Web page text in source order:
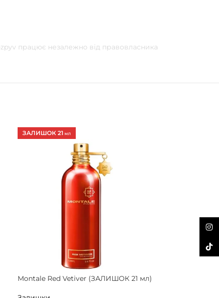
працює незалежно від правовласника
ЗАЛИШОК 21 МЛ
Montale Red Vetiver (ЗАЛИШОК 21 мл)